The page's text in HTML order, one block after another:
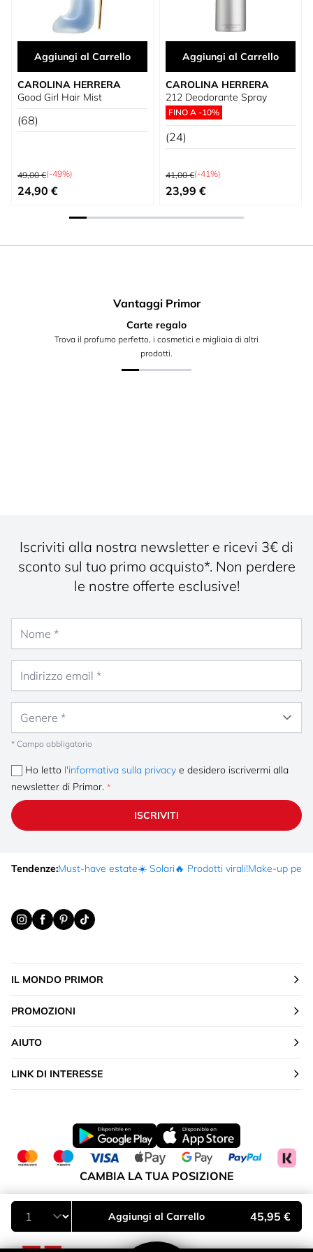
Aggiungi al Carrello 45,95 €
Aggiungi al Carrello
CAROLINA HERRERA
Good Girl Hair Mist
(68)
Prezzo predefinito
49,00 €(-49%)
Prezzo speciale
24,90 €
Aggiungi al Carrello
CAROLINA HERRERA
212 Deodorante Spray
FINO A -10%
(24)
Prezzo predefinito
41,00 €(-41%)
Prezzo speciale
23,99 €
Vantaggi Primor
Carte regalo
Trova il profumo perfetto, i cosmetici e migliaia di altri
prodotti.
Iscriviti alla nostra newsletter e ricevi 3€ di
sconto sul tuo primo acquisto*. Non perdere
le nostre offerte esclusive!
* Campo obbligatorio
Ho letto l'informativa sulla privacy e desidero iscrivermi alla
newsletter di Primor.
ISCRIVITI
Tendenze:Must-have estate☀️ Solari🔥 Prodotti virali!Make-up per
IL MONDO PRIMOR
PROMOZIONI
AIUTO
LINK DI INTERESSE
CAMBIA LA TUA POSIZIONE
Italia